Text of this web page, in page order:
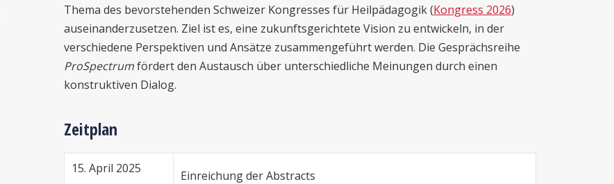
Thema des bevorstehenden Schweizer Kongresses für Heilpädagogik (Kongress 2026)
auseinanderzusetzen. Ziel ist es, eine zukunftsgerichtete Vision zu entwickeln, in der
verschiedene Perspektiven und Ansätze zusammengeführt werden. Die Gesprächsreihe
ProSpectrumfördert den Austausch über unterschiedliche Meinungen durch einen
konstruktiven Dialog.
Zeitplan
15. April 2025 Einreichung der Abstracts